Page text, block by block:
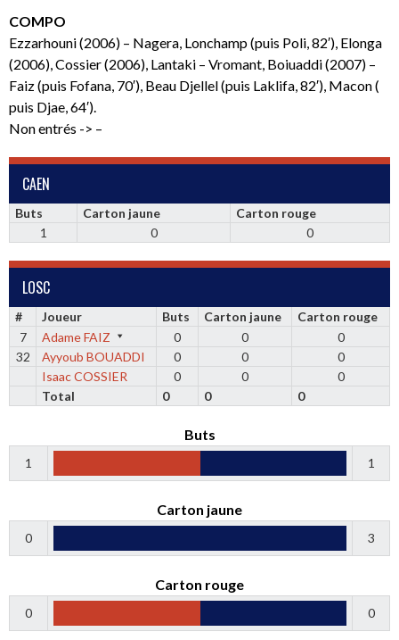
COMPO
Ezzarhouni (2006) – Nagera, Lonchamp (puis Poli, 82′), Elonga
(2006), Cossier (2006), Lantaki – Vromant, Boiuaddi (2007) –
Faiz (puis Fofana, 70′), Beau Djellel (puis Laklifa, 82′), Macon (
puis Djae, 64′).
Non entrés -> –
CAEN
Buts Carton jaune
Carton rouge
1
0 0
LOSC
# Joueur Buts Carton jaune
Carton rouge
7
Adame FAIZ 0 0
0
32
Ayyoub BOUADDI 0 0
0
Isaac COSSIER
0 0
0
Total
0 0 0
Buts
1 1
Carton jaune
0 3
Carton rouge
0 0